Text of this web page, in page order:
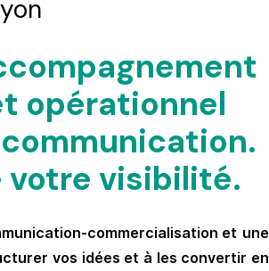
opérationnel
votre visibilité.
commercialisation et une
vos idées et à les convertir en